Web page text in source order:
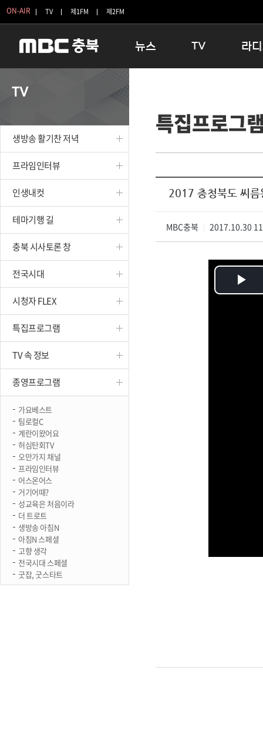
ON-AIR TV 제1FM 제2FM
뉴스
보은
옥천
TV
인생내컷
테마기행 길
시청자 FLEX
특집프로그램
종영프로그램
라
16:00 완
우리 고
TV
생방송 활기찬 저녁
프라임인터뷰
인생내컷
테마기행 길
충북 시사토론 창
전국시대
시청자 FLEX
특집프로그램
TV 속 정보
종영프로그램
가요베스트
팀로컬C
계란이왔어요
허심탄회TV
오만가지 채널
프라임인터뷰
어스온어스
거기어때?
성교육은 처음이라
더 트로트
생방송 아침N
아침N 스페셜
고향 생각
전국시대 스페셜
굿잡, 굿스타트
특집프로그
2017 충청북도 씨름
MBC충북 2017.10.30